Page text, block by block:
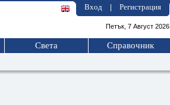
Вход Регистрация
Петък, 7 Август 2026
Света Справочник